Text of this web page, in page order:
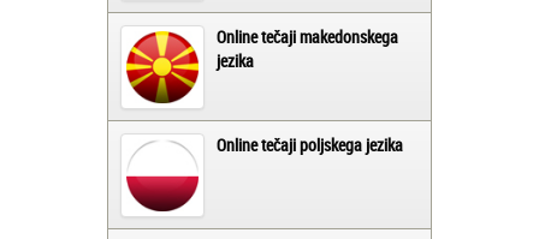
Online tečaji makedonskega
jezika
Online tečaji poljskega jezika